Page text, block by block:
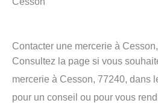
Contacter une mercerie à
Consultez la page si vous
mercerie à Cesson, 77240, dans
pour un conseil ou pour vous